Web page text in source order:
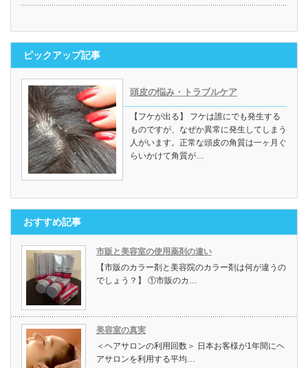
ピックアップ記事
頭皮の悩み・トラブルケア
【フケが出る】 フケは誰にでも発生する
ものですが、なぜか異常に発生してしまう
人がいます。正常な頭皮の角質は一ヶ月ぐ
らいかけて角質が…
おすすめ記事
市販と美容室の使用薬剤の違い
【市販のカラー剤と美容院のカラー剤は何が違うの
でしょう？】 ①市販のカ…
美容室の真実
＜ヘアサロンの利用回数＞ 日本お客様が1年間にヘ
アサロンを利用する平均…